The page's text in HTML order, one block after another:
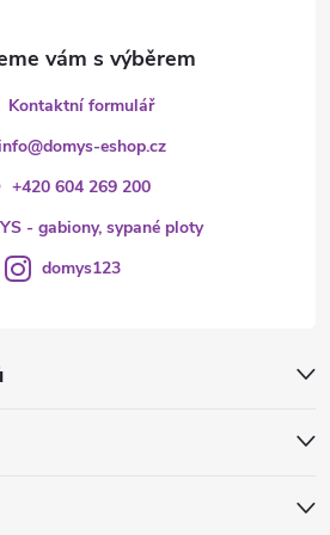
Kontaktní formulář
@domys-eshop.cz
+420 604 269 200
- gabiony, sypané ploty
domys123